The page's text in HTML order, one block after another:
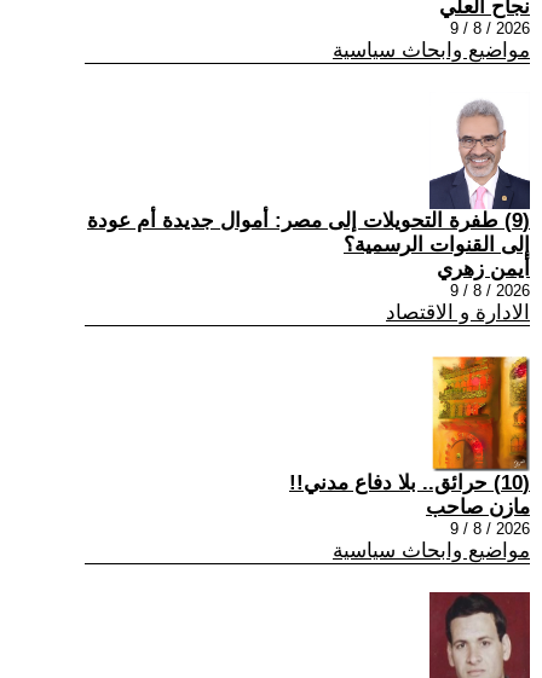
نجاح العلي
2026 / 8 / 9
مواضيع وابحاث سياسية
(9) طفرة التحويلات إلى مصر: أموال جديدة أم عودة
إلى القنوات الرسمية؟
أيمن زهري
2026 / 8 / 9
الادارة و الاقتصاد
(10) حرائق.. بلا دفاع مدني!!
مازن صاحب
2026 / 8 / 9
مواضيع وابحاث سياسية